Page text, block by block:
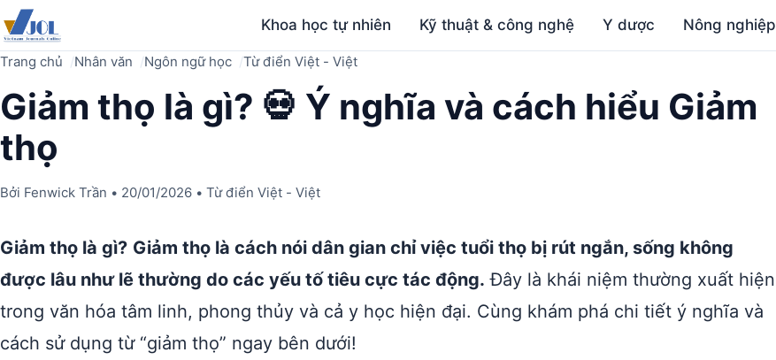
Khoa học tự nhiên Kỹ thuật & công nghệ Y dược Nông nghiệp
Trang chủ Nhân văn Ngôn ngữ học Từ điển Việt - Việt
Giảm thọ là gì? 💀 Ý nghĩa và cách hiểu Giảm
thọ
Bởi Fenwick Trần • 20/01/2026 • Từ điển Việt - Việt
Giảm thọ là gì? Giảm thọ là cách nói dân gian chỉ việc tuổi thọ bị rút ngắn, sống không
được lâu như lẽ thường do các yếu tố tiêu cực tác động. Đây là khái niệm thường xuất hiện
trong văn hóa tâm linh, phong thủy và cả y học hiện đại. Cùng khám phá chi tiết ý nghĩa và
cách sử dụng từ “giảm thọ” ngay bên dưới!